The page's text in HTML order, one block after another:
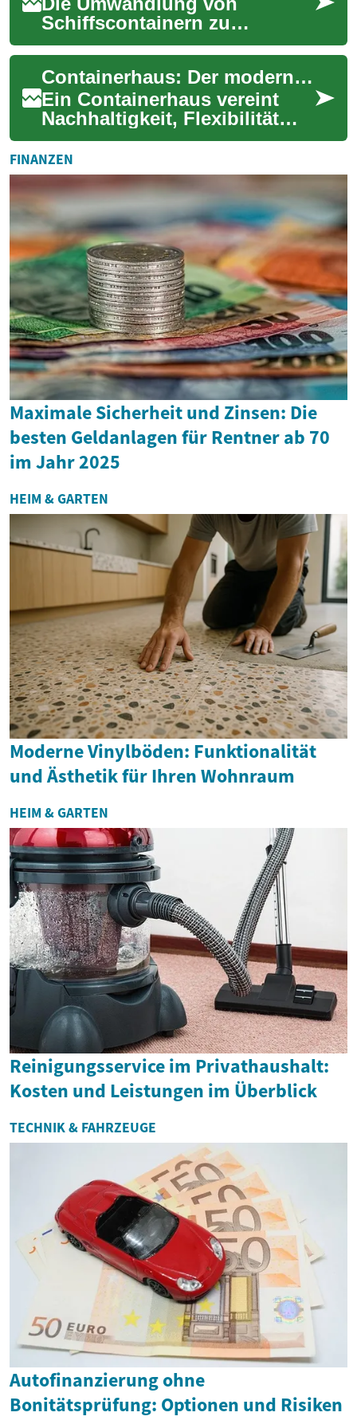
Schiffscontainern zu
Wohnraum etabliert sich als
umweltbewusste Alternative
zum klassischen Hausba... Containerhaus: Der moderne Wohntrend - Nachhaltig und kostengünstig leben
Ein Containerhaus vereint
Nachhaltigkeit, Flexibilität
und modernes Design. Diese
innovative Wohnform
gewinnt in Deut...
FINANZEN
Maximale Sicherheit und Zinsen: Die
besten Geldanlagen für Rentner ab 70
im Jahr 2025
HEIM & GARTEN
Moderne Vinylböden: Funktionalität
und Ästhetik für Ihren Wohnraum
HEIM & GARTEN
Reinigungsservice im Privathaushalt:
Kosten und Leistungen im Überblick
TECHNIK & FAHRZEUGE
Autofinanzierung ohne
Bonitätsprüfung: Optionen und Risiken